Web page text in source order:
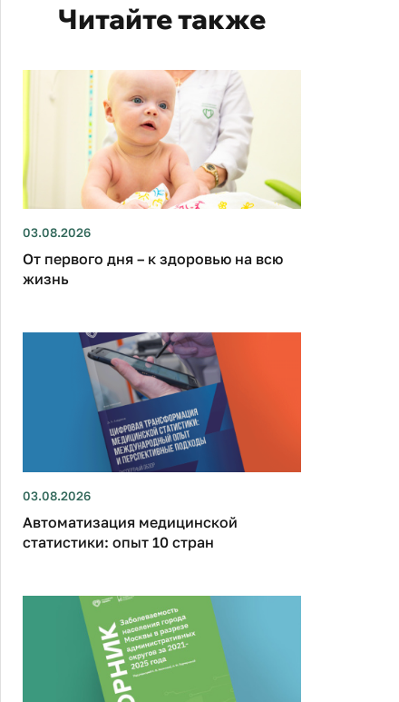
Читайте также
03.08.2026
От первого дня – к здоровью на всю
жизнь
03.08.2026
Автоматизация медицинской
статистики: опыт 10 стран